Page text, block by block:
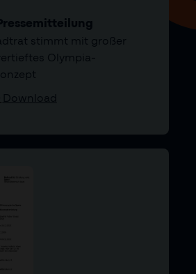
stimmt mit großer
Olympia­
Download